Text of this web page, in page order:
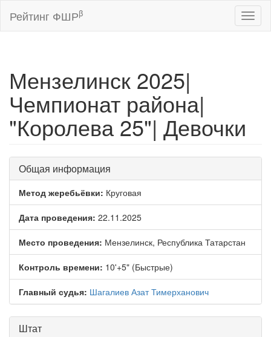
Рейтинг ФШРβ
Мензелинск 2025|
Чемпионат района|
"Королева 25"| Девочки
Общая информация
Метод жеребьёвки: Круговая
Дата проведения: 22.11.2025
Место проведения: Мензелинск, Республика Татарстан
Контроль времени: 10'+5" (Быстрые)
Главный судья: Шагалиев Азат Тимерханович
Штат